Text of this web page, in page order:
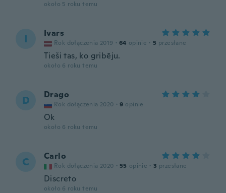
około 5 roku temu
I Ivars
Rok dołączenia 2019 · 64 opinie · 5 przesłane
Tieši tas, ko gribēju.
około 6 roku temu
D Drago
Rok dołączenia 2020 · 9 opinie
Ok
około 6 roku temu
C Carlo
Rok dołączenia 2020 · 55 opinie · 3 przesłane
Discreto
około 6 roku temu